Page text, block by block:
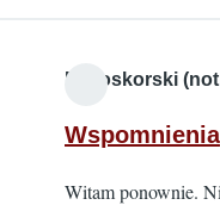
Bialoskorski
Wspomnienia
Witam ponownie.